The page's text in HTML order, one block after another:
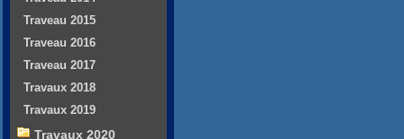
Traveau 2015
Traveau 2016
Traveau 2017
Travaux 2018
Travaux 2019
Travaux 2020